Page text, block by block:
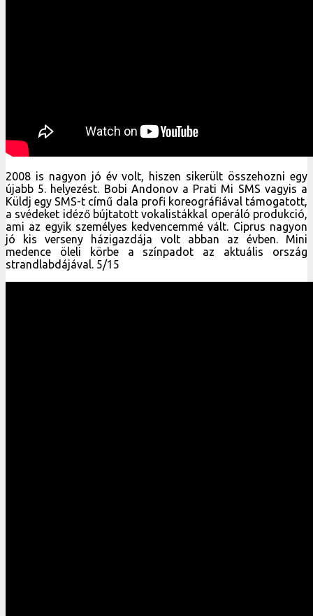
2008 is nagyon jó év volt, hiszen sikerült összehozni egy
újabb 5. helyezést. Bobi Andonov a Prati Mi SMS vagyis a
Küldj egy SMS-t című dala profi koreográfiával támogatott,
a svédeket idéző bújtatott vokalistákkal operáló produkció,
ami az egyik személyes kedvencemmé vált. Ciprus nagyon
jó kis verseny házigazdája volt abban az évben. Mini
medence öleli körbe a színpadot az aktuális ország
strandlabdájával. 5/15